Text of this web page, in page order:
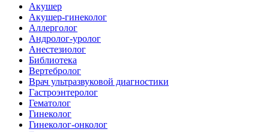
Акушер
Акушер-гинеколог
Аллерголог
Андролог-уролог
Анестезиолог
Библиотека
Вертебролог
Врач ультразвуковой диагностики
Гастроэнтеролог
Гематолог
Гинеколог
Гинеколог-онколог